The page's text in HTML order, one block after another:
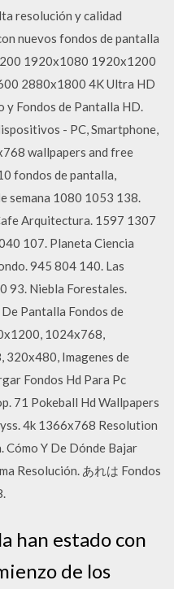
resolución y calidad
nuevos fondos de pantalla
1920x1080 1920x1200
2880x1800 4K Ultra HD
y Fondos de Pantalla HD.
- PC, Smartphone,
wallpapers and free
fondos de pantalla,
semana 1080 1053 138.
Arquitectura. 1597 1307
107. Planeta Ciencia
945 804 140. Las
93. Niebla Forestales.
Pantalla Fondos de
1024x768,
Imagenes de
Fondos Hd Para Pc
71 Pokeball Hd Wallpapers
4k 1366x768 Resolution
Y De Dónde Bajar
Resolución. あれは Fondos
han estado con
de los